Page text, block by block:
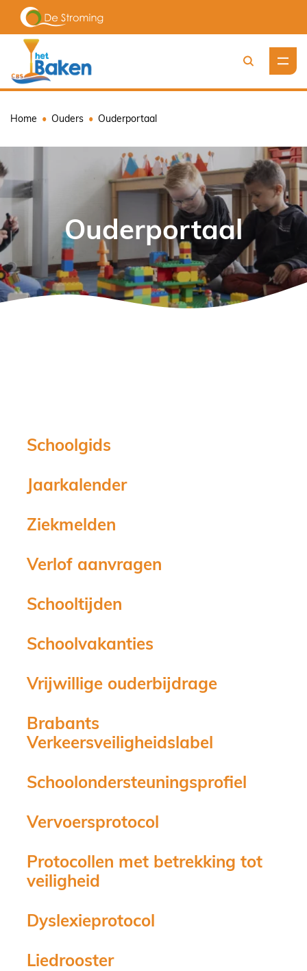
Zoeken
Home Ouders Ouderportaal
Ouderportaal
Schoolgids
Jaarkalender
Ziekmelden
Verlof aanvragen
Schooltijden
Schoolvakanties
Vrijwillige ouderbijdrage
Brabants
Verkeersveiligheidslabel
Schoolondersteuningsprofiel
Vervoersprotocol
Protocollen met betrekking tot
veiligheid
Dyslexieprotocol
Liedrooster